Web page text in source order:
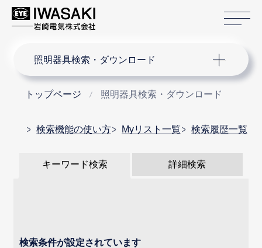
照明器具検索・ダウンロード
トップページ 照明器具検索・ダウンロード
検索機能の使い方 Myリスト一覧 検索履歴一覧
キーワード検索 詳細検索
検索条件が設定されています